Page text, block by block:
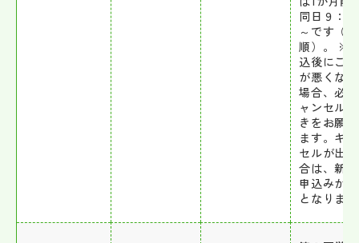
同日９：
～です（
順）。 ※
込後にご
が悪くな
場合、必
ャンセル
きをお願
ます。キ
セルが出
合は、新
申込みが
となりま